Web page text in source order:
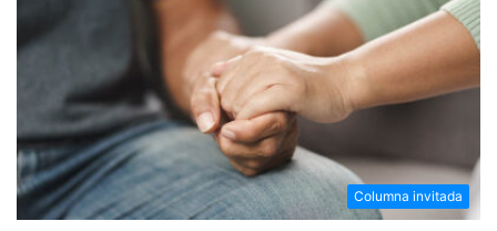
Columna invitada